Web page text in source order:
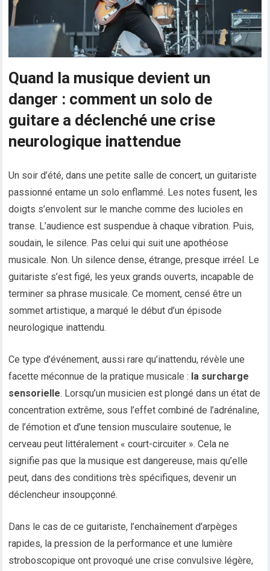
Quand la musique devient un
danger : comment un solo de
guitare a déclenché une crise
neurologique inattendue
Un soir d’été, dans une petite salle de concert, un guitariste
passionné entame un solo enflammé. Les notes fusent, les
doigts s’envolent sur le manche comme des lucioles en
transe. L’audience est suspendue à chaque vibration. Puis,
soudain, le silence. Pas celui qui suit une apothéose
musicale. Non. Un silence dense, étrange, presque irréel. Le
guitariste s’est figé, les yeux grands ouverts, incapable de
terminer sa phrase musicale. Ce moment, censé être un
sommet artistique, a marqué le début d’un épisode
neurologique inattendu.
Ce type d’événement, aussi rare qu’inattendu, révèle une
facette méconnue de la pratique musicale : la surcharge
sensorielle. Lorsqu’un musicien est plongé dans un état de
concentration extrême, sous l’effet combiné de l’adrénaline,
de l’émotion et d’une tension musculaire soutenue, le
cerveau peut littéralement « court-circuiter ». Cela ne
signifie pas que la musique est dangereuse, mais qu’elle
peut, dans des conditions très spécifiques, devenir un
déclencheur insoupçonné.
Dans le cas de ce guitariste, l’enchaînement d’arpèges
rapides, la pression de la performance et une lumière
stroboscopique ont provoqué une crise convulsive légère,